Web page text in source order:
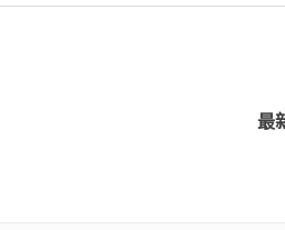
最